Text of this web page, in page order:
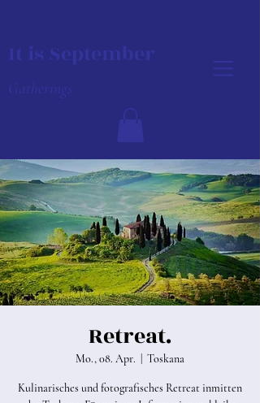
It is September
Gatherings
Retreat.
Mo., 08. Apr. Toskana
Kulinarisches und fotografisches Retreat inmitten